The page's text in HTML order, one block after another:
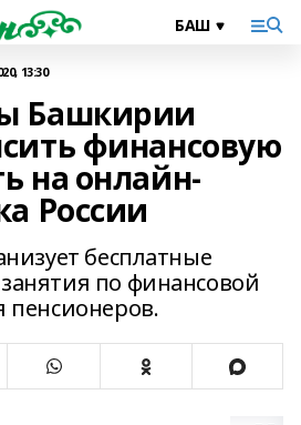
13:30
Башкирии
финансовую
на онлайн-
России
бесплатные
по финансовой
пенсионеров.